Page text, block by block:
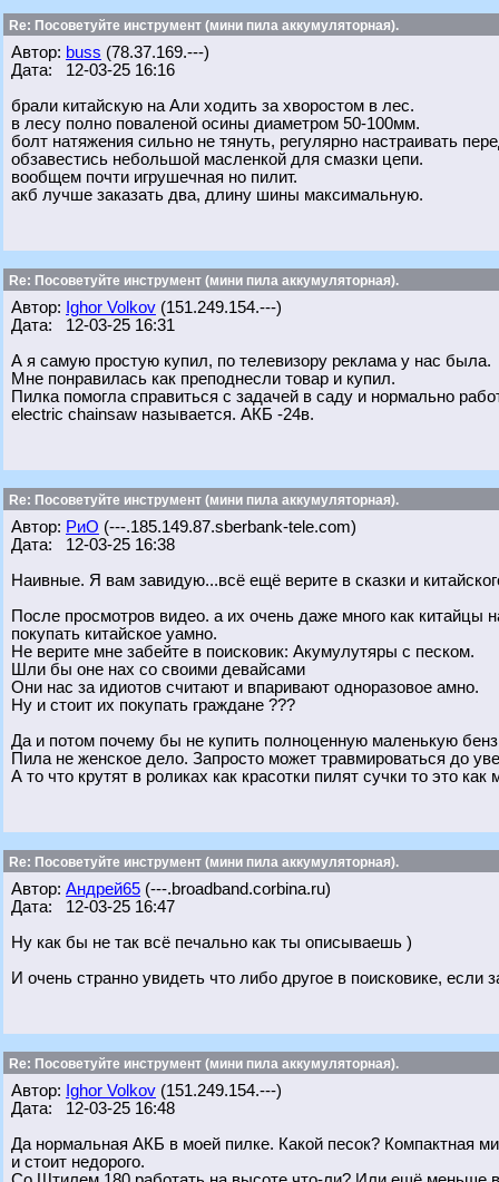
Re: Посоветуйте инструмент (мини пила аккумуляторная).
Автор: buss (78.37.169.---)
Дата: 12-03-25 16:16
брали китайскую на Али ходить за хворостом в лес.
в лесу полно поваленой осины диаметром 50-100мм.
болт натяжения сильно не тянуть, регулярно настраивать
обзавестись небольшой масленкой для смазки цепи.
вообщем почти игрушечная но пилит.
акб лучше заказать два, длину шины максимальную.
Re: Посоветуйте инструмент (мини пила аккумуляторная).
Автор: Ighor Volkov (151.249.154.---)
Дата: 12-03-25 16:31
А я самую простую купил, по телевизору реклама у нас была.
Мне понравилась как преподнесли товар и купил.
Пилка помогла справиться с задачей в саду и нормально
electric chainsaw называется. АКБ -24в.
Re: Посоветуйте инструмент (мини пила аккумуляторная).
Автор: РиО (---.185.149.87.sberbank-tele.com)
Дата: 12-03-25 16:38
Наивные. Я вам завидую...всё ещё верите в сказки и
После просмотров видео. а их очень даже много как китайцы
покупать китайское уамно.
Не верите мне забейте в поисковик: Акумулутяры с песком.
Шли бы оне нах со своими девайсами
Они нас за идиотов считают и впаривают одноразовое амно.
Ну и стоит их покупать граждане ???
Да и потом почему бы не купить полноценную маленькую
Пила не женское дело. Запросто может травмироваться до
А то что крутят в роликах как красотки пилят сучки то это
Re: Посоветуйте инструмент (мини пила аккумуляторная).
Автор: Андрей65 (---.broadband.corbina.ru)
Дата: 12-03-25 16:47
Ну как бы не так всё печально как ты описываешь )
И очень странно увидеть что либо другое в поисковике, если
Re: Посоветуйте инструмент (мини пила аккумуляторная).
Автор: Ighor Volkov (151.249.154.---)
Дата: 12-03-25 16:48
Да нормальная АКБ в моей пилке. Какой песок? Компактная
и стоит недорого.